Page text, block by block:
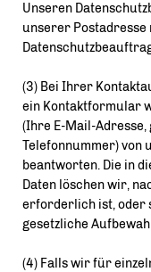
Unseren
unserer Postadresse
(3) Bei Ihrer
ein Kontaktformular
(Ihre E-Mail-Adresse,
Telefonnummer) von
beantworten. Die in
Daten löschen wir,
erforderlich ist, oder
gesetzliche
(4) Falls wir für